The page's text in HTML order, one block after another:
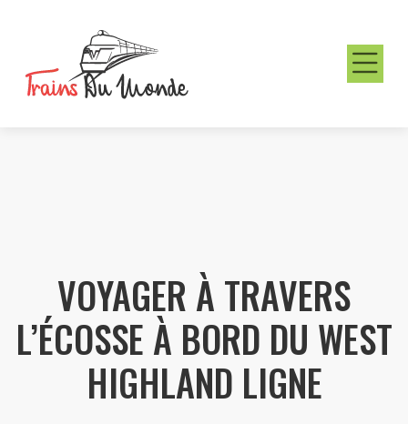
VOYAGER À TRAVERS
L’ÉCOSSE À BORD DU WEST
HIGHLAND LIGNE